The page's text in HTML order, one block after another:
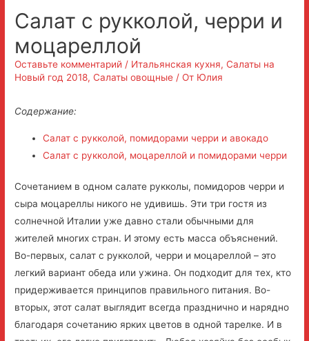
Салат с рукколой, черри и
моцареллой
Оставьте комментарий / Итальянская кухня,Салаты на
Новый год 2018,Салаты овощные / От Юлия
Содержание:
Салат с рукколой, помидорами черри и авокадо
Салат с рукколой, моцареллой и помидорами черри
Сочетанием в одном салате рукколы, помидоров черри и
сыра моцареллы никого не удивишь. Эти три гостя из
солнечной Италии уже давно стали обычными для
жителей многих стран. И этому есть масса объяснений.
Во-первых, салат с рукколой, черри и моцареллой – это
легкий вариант обеда или ужина. Он подходит для тех, кто
придерживается принципов правильного питания. Во-
вторых, этот салат выглядит всегда празднично и нарядно
благодаря сочетанию ярких цветов в одной тарелке. И в